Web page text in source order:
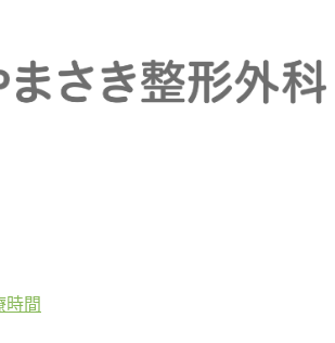
時間